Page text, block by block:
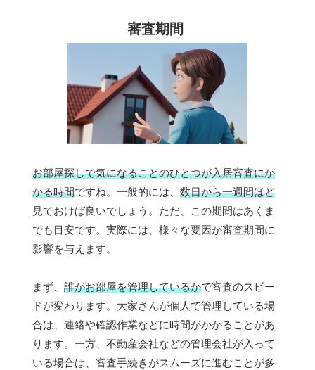
審査期間
お部屋探しで気になることのひとつが入居審査にか
かる時間ですね。一般的には、 数日から一週間ほど
見ておけば良いでしょう。ただ、この期間はあくま
でも目安です。実際には、様々な要因が審査期間に
影響を与えます。
まず、 誰がお部屋を管理しているかで審査のスピー
ドが変わります。大家さんが個人で管理している場
合は、連絡や確認作業などに時間がかかることがあ
ります。一方、不動産会社などの管理会社が入って
いる場合は、審査手続きがスムーズに進むことが多